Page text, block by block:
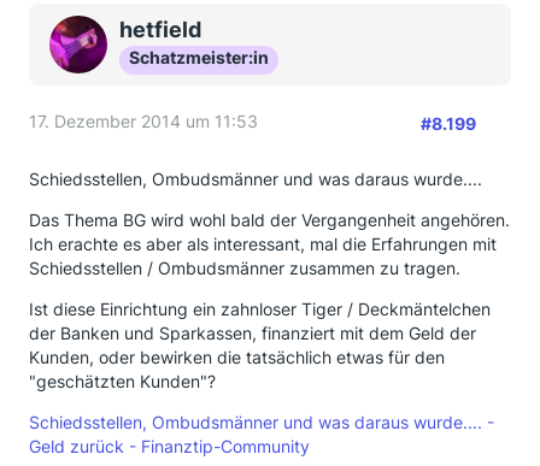
wäre - im Kundensinne - sogar nicht nur anständig,
sondern auch erforderlich gewesen ) wird hier - so
mein Eindruck in dem klasse Forum, weiterhin herum
werden tel. Falschauskünfte erteilt usw. usf.
Wenn ich Zahlungen an Kunden zu leisten habe, teile
ist.
Wenn sich die Bearbeitung verzögert, teile ich es dem
Kunden mit ( zwei, drei Zeilen ) in einem Massenbrief.
Wenn die Forderung zudem noch verzinst werden
muss, anerkenne ich dieses.
Da kamen zwar umgehend Schreiben, nur da stand
eben nichts von dem Obengesagten drin.
Ergo: Der Kunde muss den Eindruck bekommen, die
wollen nicht!
hetfield
Schatzmeister:in
17. Dezember 2014 um 11:53 #8.199
Schiedsstellen, Ombudsmänner und was daraus wurde....
Das Thema BG wird wohl bald der Vergangenheit angehören.
Ich erachte es aber als interessant, mal die Erfahrungen mit
Schiedsstellen / Ombudsmänner zusammen zu tragen.
Ist diese Einrichtung ein zahnloser Tiger / Deckmäntelchen
der Banken und Sparkassen, finanziert mit dem Geld der
Kunden, oder bewirken die tatsächlich etwas für den
"geschätzten Kunden"?
Schiedsstellen, Ombudsmänner und was daraus wurde.... -
Geld zurück - Finanztip-Community